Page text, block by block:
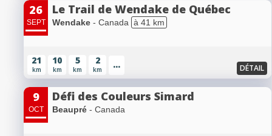
26
SEPT
Le Trail de Wendake de Québec
Wendake - Canada à 41 km
21
km
10
km
5
km
2
km ... DÉTAIL
9
OCT
Défi des Couleurs Simard
Beaupré - Canada